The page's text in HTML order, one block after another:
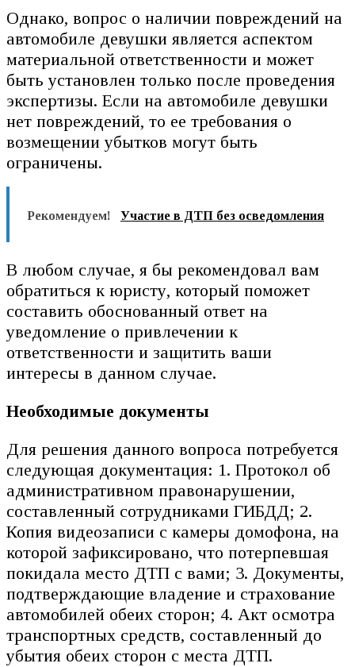
Однако, вопрос о наличии повреждений на
автомобиле девушки является аспектом
материальной ответственности и может
быть установлен только после проведения
экспертизы. Если на автомобиле девушки
нет повреждений, то ее требования о
возмещении убытков могут быть
ограничены.
Рекомендуем! Участие в ДТП без осведомления
В любом случае, я бы рекомендовал вам
обратиться к юристу, который поможет
составить обоснованный ответ на
уведомление о привлечении к
ответственности и защитить ваши
интересы в данном случае.
Необходимые документы
Для решения данного вопроса потребуется
следующая документация: 1. Протокол об
административном правонарушении,
составленный сотрудниками ГИБДД; 2.
Копия видеозаписи с камеры домофона, на
которой зафиксировано, что потерпевшая
покидала место ДТП с вами; 3. Документы,
подтверждающие владение и страхование
автомобилей обеих сторон; 4. Акт осмотра
транспортных средств, составленный до
убытия обеих сторон с места ДТП.